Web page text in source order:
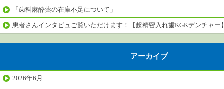
「歯科麻酔薬の在庫不足について」
患者さんインタビュご覧いただけます！【超精密入れ歯KGKデンチャー
アーカイブ
2026年6月